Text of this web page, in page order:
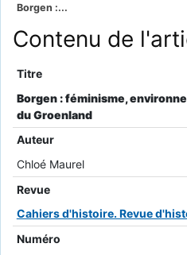
Borgen :...
Contenu de
Titre
Borgen : féminisme,
du Groenland
Auteur
Chloé Maurel
Revue
Cahiers d'histoire. Revue
Numéro